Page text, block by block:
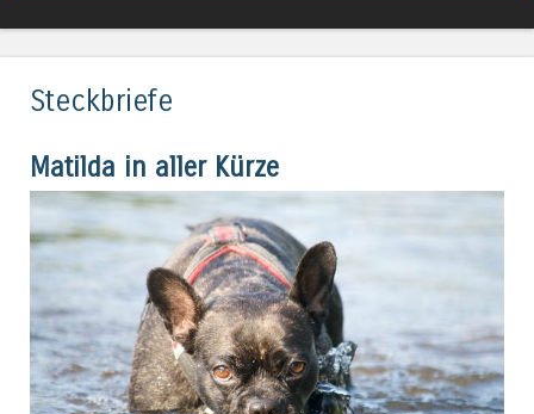
Steckbriefe
Matilda in aller Kürze